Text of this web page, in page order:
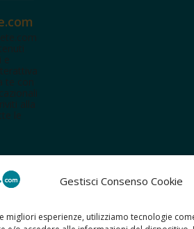
Gestisci Consenso Cookie
migliori esperienze, utilizziamo tecnologie
e
te con
alla
le